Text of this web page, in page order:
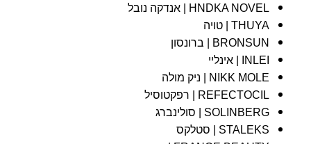
HNDKA NOVEL | אנדקה נובל
THUYA | טויה
BRONSUN | ברונסון
INLEI | אינליי
NIKK MOLE | ניק מולה
REFECTOCIL | רפקטוסיל
SOLINBERG | סולינברג
STALEKS | סטלקס